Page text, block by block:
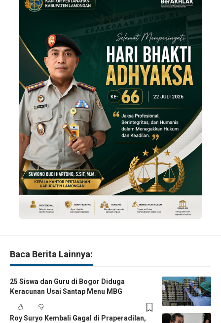
Baca Berita Lainnya:
25 Siswa dan Guru di Bogor Diduga
Keracunan Usai Santap Menu MBG
Roy Suryo Kembali Gagal di Praperadilan,